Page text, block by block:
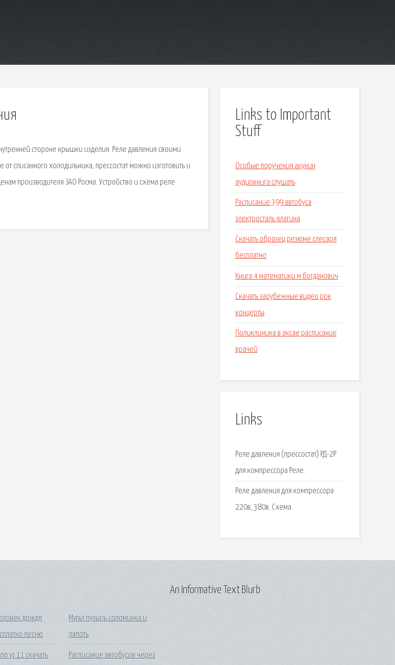
стороне крышки изделия. Реле давления своими
списанного холодильника, прессостат можно изготовить и
производителя ЗАО Росма. Устройство и схема реле
Links to Important
Stuff
Особые поручения акунин
аудиокнига слушать
Расписание 399 автобуса
электросталь ялагина
Скачать образец резюме слесаря
бесплатно
Книга 4 математики м богданович
Скачать зарубежные видео рок
концерты
Поликлиника в аксае расписание
врачей
Links
Реле давления (прессостат) РД-2Р
для компрессора Реле.
Реле давления для компрессора
220в, 380в. Схема.
дождя
песню
ут 11 скачать
Мульт пузырь соломинка и
лапоть
Расписание автобусов через
An Informative Text Blurb